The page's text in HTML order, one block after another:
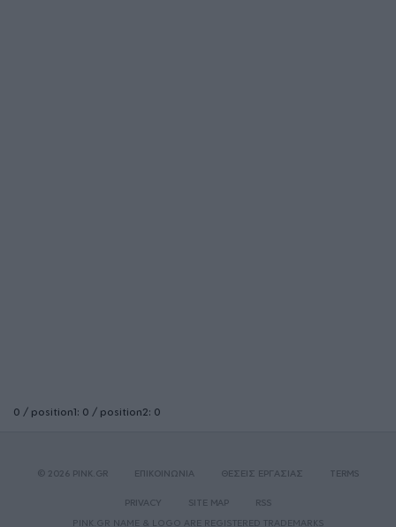
0 / position1: 0 / position2: 0
© 2026 PINK.GR ΕΠΙΚΟΙΝΩΝΙΑ ΘΕΣΕΙΣ ΕΡΓΑΣΙΑΣ TERMS
PRIVACY SITE MAP
RSS
PINK.GR NAME & LOGO ARE REGISTERED TRADEMARKS